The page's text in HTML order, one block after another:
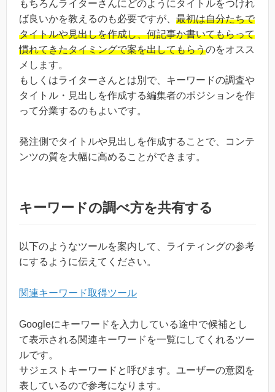
もちろんライターさんにどのようにタイトルをつけれ
ば良いかを教えるのも必要ですが、 最初は自分たちで
タイトルや見出しを作成し、何記事か書いてもらって
慣れてきたタイミングで案を出してもらうのをオスス
メします。
もしくはライターさんとは別で、キーワードの調査や
タイトル・見出しを作成する編集者のポジションを作
って分業するのもよいです。
発注側でタイトルや見出しを作成することで、コンテ
ンツの質を大幅に高めることができます。
キーワードの調べ方を共有する
以下のようなツールを案内して、ライティングの参考
にするように伝えてください。
関連キーワード取得ツール
Googleにキーワードを入力している途中で候補とし
て表示される関連キーワードを一覧にしてくれるツー
ルです。
サジェストキーワードと呼びます。ユーザーの意図を
表しているので参考になります。